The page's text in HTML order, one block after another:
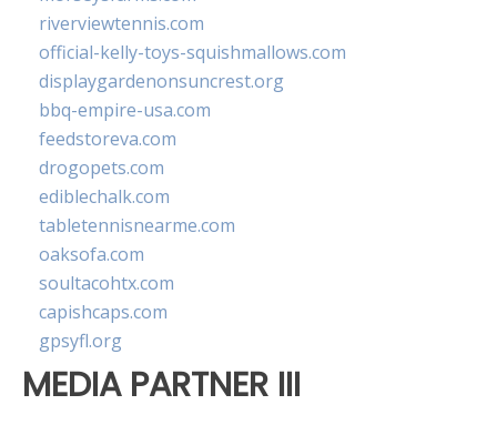
riverviewtennis.com
official-kelly-toys-squishmallows.com
displaygardenonsuncrest.org
bbq-empire-usa.com
feedstoreva.com
drogopets.com
ediblechalk.com
tabletennisnearme.com
oaksofa.com
soultacohtx.com
capishcaps.com
gpsyfl.org
MEDIA PARTNER III